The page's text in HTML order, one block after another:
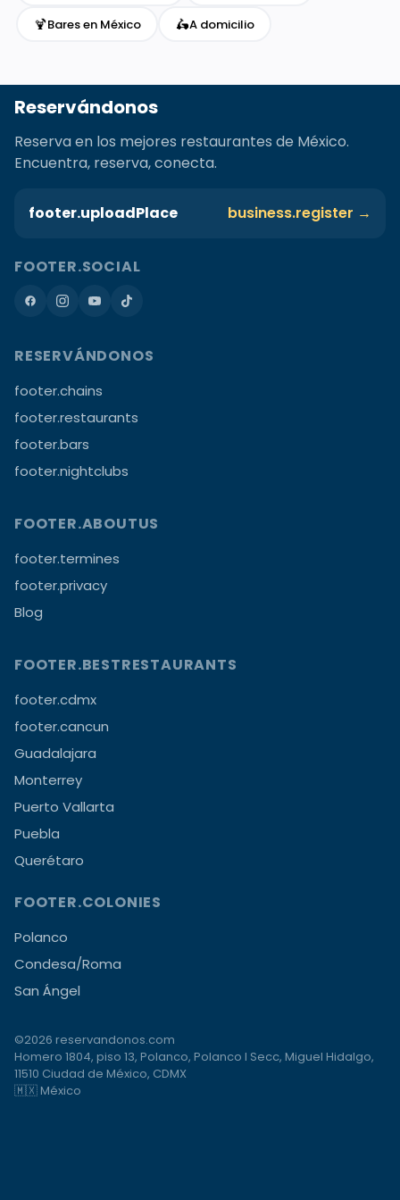
🍹Bares en México 🛵A domicilio
Reservándonos
Reserva en los mejores restaurantes de México.
Encuentra, reserva, conecta.
footer.uploadPlace business.register →
FOOTER.SOCIAL
RESERVÁNDONOS
footer.chains
footer.restaurants
footer.bars
footer.nightclubs
FOOTER.ABOUTUS
footer.termines
footer.privacy
Blog
FOOTER.BESTRESTAURANTS
footer.cdmx
footer.cancun
Guadalajara
Monterrey
Puerto Vallarta
Puebla
Querétaro
FOOTER.COLONIES
Polanco
Condesa/Roma
San Ángel
©2026 reservandonos.com
Homero 1804, piso 13, Polanco, Polanco I Secc, Miguel Hidalgo,
11510 Ciudad de México, CDMX
🇲🇽 México